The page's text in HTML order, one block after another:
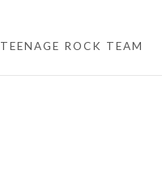
TEENAGE ROCK TEAM